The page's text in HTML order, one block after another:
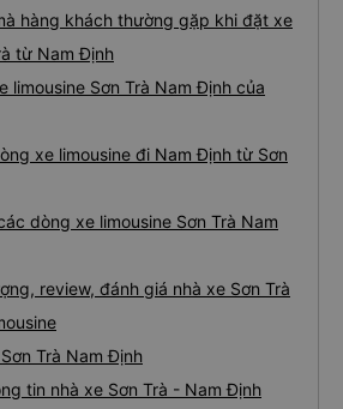
hàng khách thường gặp khi đặt xe
từ Nam Định
limousine Sơn Trà Nam Định của
xe limousine đi Nam Định từ Sơn
dòng xe limousine Sơn Trà Nam
review, đánh giá nhà xe Sơn Trà
Trà Nam Định
tin nhà xe Sơn Trà - Nam Định